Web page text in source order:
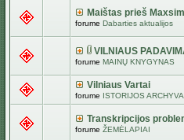
Maištas prieš
forume Dabarties aktualijos
VILNIAUS
forume MAINŲ KNYGYNAS
Vilniaus Vartai
forume ISTORIJOS
Transkripcijos
forume ŽEMĖLAPIAI